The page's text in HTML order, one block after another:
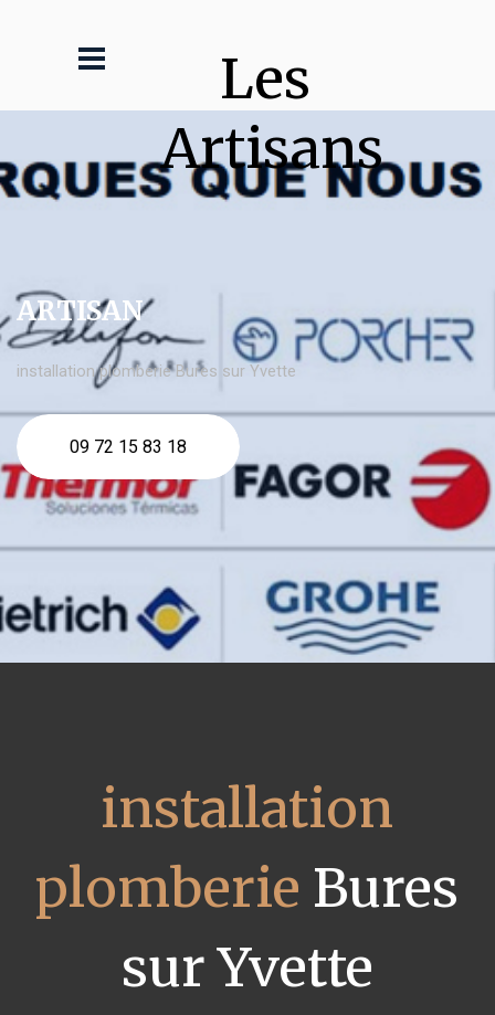
Les
Artisans
ARTISAN
installation plomberie Bures sur Yvette
09 72 15 83 18
installation
plomberie Bures
sur Yvette